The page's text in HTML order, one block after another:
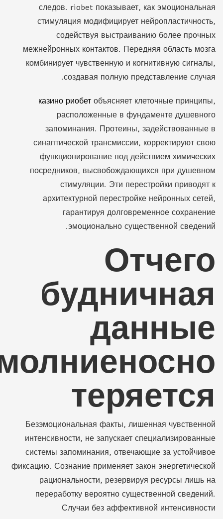
следов. riobet показывает, как эмоциональная
стимуляция модифицирует нейропластичность,
содействуя выстраиванию более прочных
межнейронных контактов. Передняя область мозга
комбинирует чувственную и когнитивную сигналы,
создавая полную представление случая.
казино риобет объясняет клеточные принципы,
расположенные в фундаменте душевного
запоминания. Протеины, задействованные в
синаптической трансмиссии, корректируют свою
функционирование под действием химических
посредников, высвобождающихся при душевном
стимуляции. Эти перестройки приводят к
архитектурной перестройке нейронных сетей,
гарантируя долговременное сохранение
эмоционально существенной сведений.
Отчего
будничная
данные
теряется
Безэмоциональная факты, лишенная чувственной
интенсивности, не запускает специализированные
системы запоминания, отвечающие за устойчивое
фиксацию. Сознание применяет закон энергетической
рациональности, резервируя ресурсы лишь на
переработку вероятно существенной сведений.
Случаи без аффективной интенсивности